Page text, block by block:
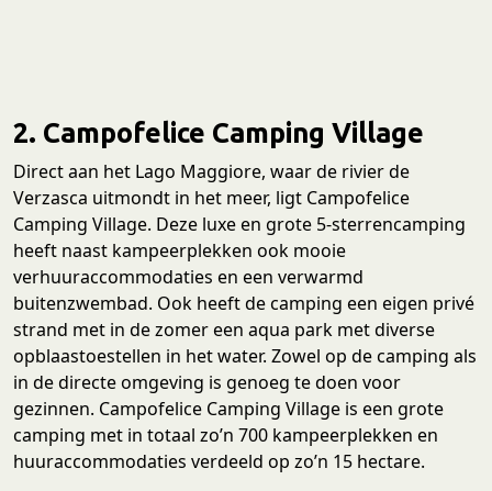
2. Campofelice Camping Village
Direct aan het Lago Maggiore, waar de rivier de
Verzasca uitmondt in het meer, ligt Campofelice
Camping Village. Deze luxe en grote 5-sterrencamping
heeft naast kampeerplekken ook mooie
verhuuraccommodaties en een verwarmd
buitenzwembad. Ook heeft de camping een eigen privé
strand met in de zomer een aqua park met diverse
opblaastoestellen in het water. Zowel op de camping als
in de directe omgeving is genoeg te doen voor
gezinnen. Campofelice Camping Village is een grote
camping met in totaal zo’n 700 kampeerplekken en
huuraccommodaties verdeeld op zo’n 15 hectare.